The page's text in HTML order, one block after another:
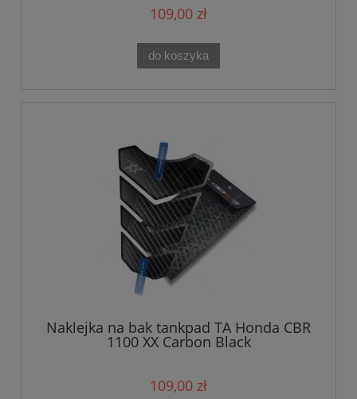
109,00 zł
do koszyka
Naklejka na bak tankpad TA Honda CBR
1100 XX Carbon Black
109,00 zł